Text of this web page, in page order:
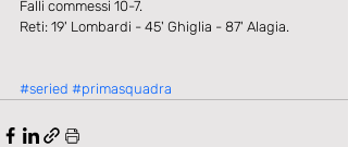
Falli commessi 10-7.
Reti: 19' Lombardi - 45' Ghiglia - 87' Alagia.
#seried #primasquadra